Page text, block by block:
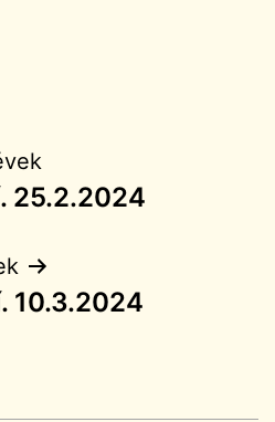
25.2.2024
10.3.2024